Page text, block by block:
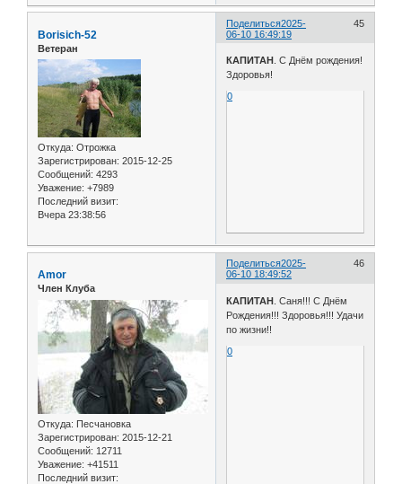
Поделиться 45
2025-
06-10 16:49:19
Borisich-52
Ветеран
Откуда: Отрожка
Зарегистрирован: 2015-12-25
Сообщений: 4293
Уважение: +7989
Последний визит:
Вчера 23:38:56
КАПИТАН
. С Днём рождения!
Здоровья!
0
Поделиться 46
2025-
06-10 18:49:52
Amor
Член Клуба
Откуда: Песчановка
Зарегистрирован: 2015-12-21
Сообщений: 12711
Уважение: +41511
Последний визит:
КАПИТАН . Саня!!! С Днём
Рождения!!! Здоровья!!! Удачи
по жизни!!
0